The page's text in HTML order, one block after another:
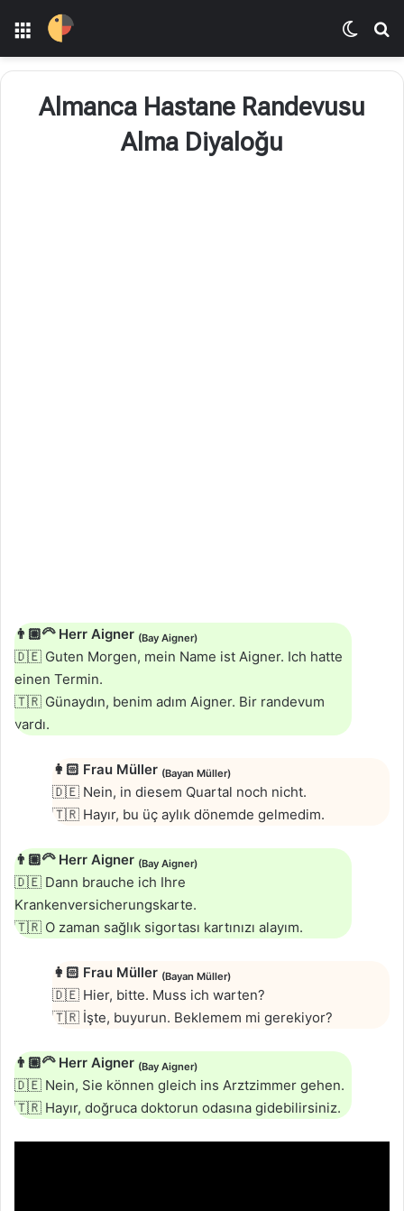
Menü Dış
Almanca Hastane Randevusu
Alma Diyaloğu
👨🏼‍🦳 Herr Aigner (Bay Aigner)
🇩🇪 Guten Morgen, mein Name ist Aigner. Ich hatte
einen Termin.
🇹🇷 Günaydın, benim adım Aigner. Bir randevum
vardı.
👩🏻 Frau Müller (Bayan Müller)
🇩🇪 Nein, in diesem Quartal noch nicht.
🇹🇷 Hayır, bu üç aylık dönemde gelmedim.
👨🏼‍🦳 Herr Aigner (Bay Aigner)
🇩🇪 Dann brauche ich Ihre
Krankenversicherungskarte.
🇹🇷 O zaman sağlık sigortası kartınızı alayım.
👩🏻 Frau Müller (Bayan Müller)
🇩🇪 Hier, bitte. Muss ich warten?
🇹🇷 İşte, buyurun. Beklemem mi gerekiyor?
👨🏼‍🦳 Herr Aigner (Bay Aigner)
🇩🇪 Nein, Sie können gleich ins Arztzimmer gehen.
🇹🇷 Hayır, doğruca doktorun odasına gidebilirsiniz.